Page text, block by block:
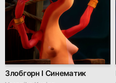
Злобгорн I Синематик